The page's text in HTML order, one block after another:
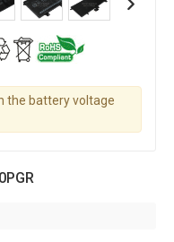
the battery voltage